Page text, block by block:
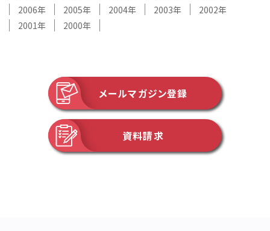
2006
2005 2004 2003
2002
2001
2000
メールマガジン登録
資料請求